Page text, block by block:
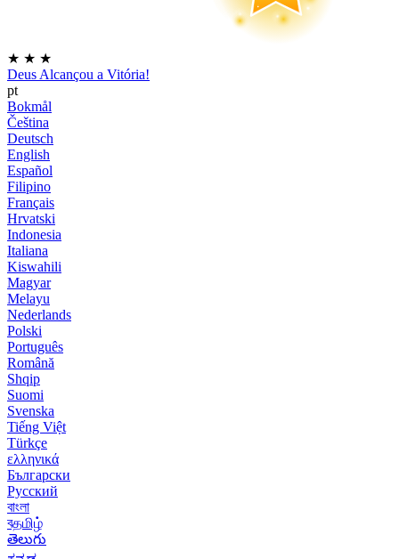
★ ★ ★
Deus Alcançou a Vitória!
pt
Bokmål
Čeština
Deutsch
English
Español
Filipino
Français
Hrvatski
Indonesia
Italiana
Kiswahili
Magyar
Melayu
Nederlands
Polski
Português
Română
Shqip
Suomi
Svenska
Tiếng Việt
Türkçe
ελληνικά
Български
Русский
বাংলা
বதமிழ்
తెలుగు